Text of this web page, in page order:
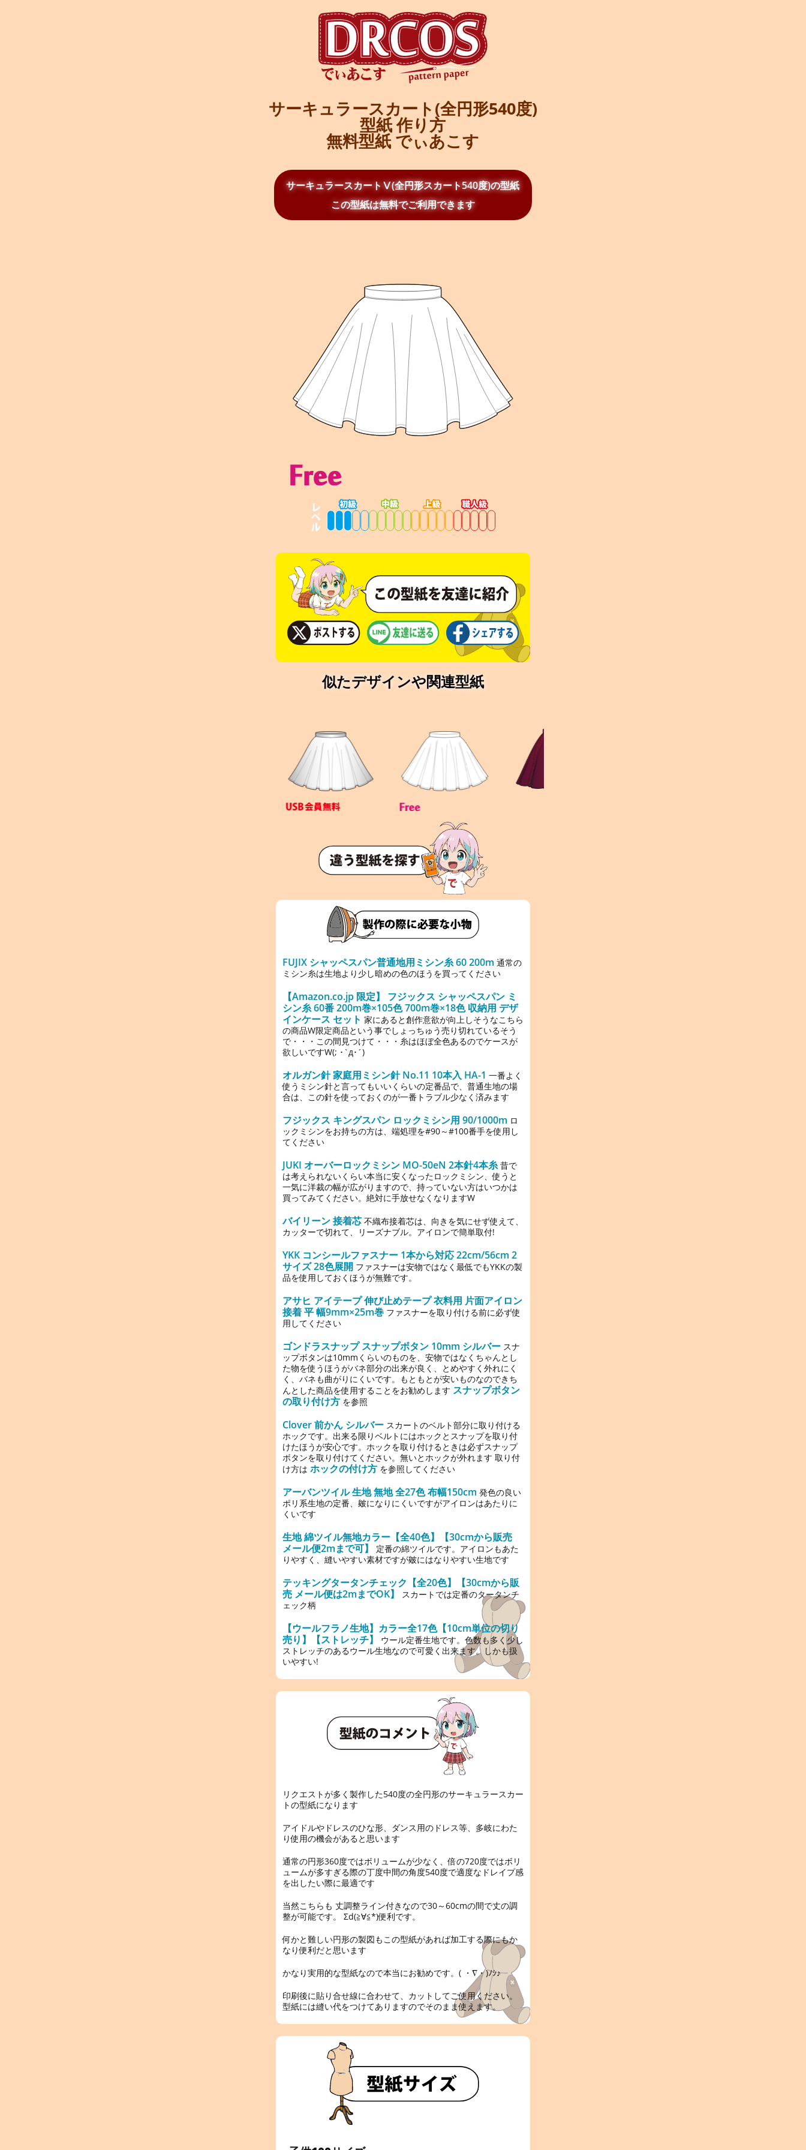
サーキュラースカート(全円形540度)
型紙 作り方
無料型紙 でぃあこす
サーキュラースカートⅤ(全円形スカート540度)の型紙
この型紙は無料でご利用できます
似たデザインや関連型紙
FUJIX シャッペスパン普通地用ミシン糸 60 200m 通常の
ミシン糸は生地より少し暗めの色のほうを買ってください
【Amazon.co.jp 限定】 フジックス シャッペスパン ミ
シン糸 60番 200m巻×105色 700m巻×18色 収納用 デザ
インケース セット 家にあると創作意欲が向上しそうなこちら
の商品W限定商品という事でしょっちゅう売り切れているそう
で・・・この間見つけて・・・糸はほぼ全色あるのでケースが
欲しいですW(; ･`д･´)
オルガン針 家庭用ミシン針 No.11 10本入 HA-1 一番よく
使うミシン針と言ってもいいくらいの定番品で、普通生地の場
合は、この針を使っておくのが一番トラブル少なく済みます
フジックス キングスパン ロックミシン用 90/1000m ロ
ックミシンをお持ちの方は、端処理を#90～#100番手を使用し
てください
JUKI オーバーロックミシン MO-50eN 2本針4本糸昔で
は考えられないくらい本当に安くなったロックミシン、使うと
一気に洋裁の幅が広がりますので、持っていない方はいつかは
買ってみてください。絶対に手放せなくなりますW
バイリーン 接着芯不織布接着芯は、向きを気にせず使えて、
カッターで切れて、リーズナブル。アイロンで簡単取付!
YKK コンシールファスナー 1本から対応 22cm/56cm 2
サイズ 28色展開 ファスナーは安物ではなく最低でもYKKの製
品を使用しておくほうが無難です。
アサヒ アイテープ 伸び止めテープ 衣料用 片面アイロン
接着 平 幅9mm×25m巻ファスナーを取り付ける前に必ず使
用してください
ゴンドラスナップ スナップボタン 10mm シルバー スナ
ップボタンは10mmくらいのものを、安物ではなくちゃんとし
た物を使うほうがバネ部分の出来が良く、とめやすく外れにく
く、バネも曲がりにくいです。もともとが安いものなのできち
んとした商品を使用することをお勧めします スナップボタン
の取り付け方を参照
Clover 前かん シルバースカートのベルト部分に取り付ける
ホックです。出来る限りベルトにはホックとスナップを取り付
けたほうが安心です。ホックを取り付けるときは必ずスナップ
ボタンを取り付けてください。無いとホックが外れます 取り付
け方は ホックの付け方を参照してください
アーバンツイル 生地 無地 全27色 布幅150cm 発色の良い
ポリ系生地の定番、皴になりにくいですがアイロンはあたりに
くいです
生地 綿ツイル無地カラー【全40色】【30cmから販売
メール便2mまで可】
定番の綿ツイルです。アイロンもあた
りやすく、縫いやすい素材ですが皴にはなりやすい生地です
テッキングタータンチェック【全20色】【30cmから販
売 メール便は2mまでOK】
スカートでは定番のタータンチ
ェック柄
【ウールフラノ生地】カラー全17色【10cm単位の切り
売り】【ストレッチ】
ウール定番生地です。色数も多く少し
ストレッチのあるウール生地なので可愛く出来ます。しかも扱
いやすい!
リクエストが多く製作した540度の全円形のサーキュラースカー
トの型紙になります
アイドルやドレスのひな形、ダンス用のドレス等、多岐にわた
り使用の機会があると思います
通常の円形360度ではボリュームが少なく、倍の720度ではボリ
ュームが多すぎる際の丁度中間の角度540度で適度なドレイプ感
を出したい際に最適です
当然こちらも 丈調整ライン付きなので30～60cmの間で丈の調
整が可能です。
Σd(≧∀≦*)便利です。
何かと難しい円形の製図もこの型紙があれば加工する際にもか
なり便利だと思います
かなり実用的な型紙なので本当にお勧めです。( ・∇・)ﾉｼ♪
印刷後に貼り合せ線に合わせて、カットしてご使用ください。
型紙には縫い代をつけてありますのでそのまま使えます。